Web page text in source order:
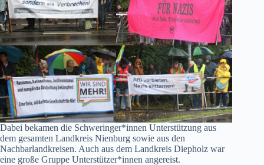
Dabei bekamen die Schweringer*innen Unterstützung aus
dem gesamten Landkreis Nienburg sowie aus den
Nachbarlandkreisen. Auch aus dem Landkreis Diepholz war
eine große Gruppe Unterstützer*innen angereist.